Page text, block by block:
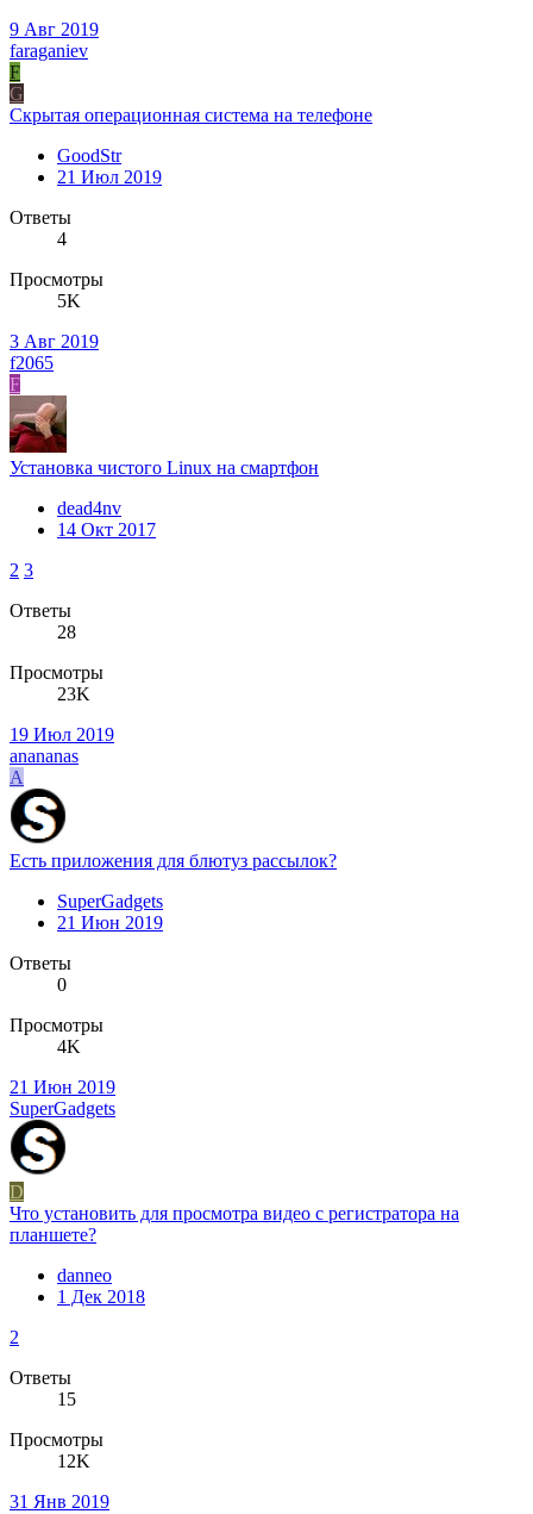
9 Авг 2019
faraganiev
F
G
Скрытая операционная система на телефоне
GoodStr
21 Июл 2019
Ответы
4
Просмотры
5K
3 Авг 2019
f2065
F
Установка чистого Linux на смартфон
dead4nv
14 Окт 2017
2 3
Ответы
28
Просмотры
23K
19 Июл 2019
anananas
A
Есть приложения для блютуз рассылок?
SuperGadgets
21 Июн 2019
Ответы
0
Просмотры
4K
21 Июн 2019
SuperGadgets
D
Что установить для просмотра видео с регистратора на
планшете?
danneo
1 Дек 2018
2
Ответы
15
Просмотры
12K
31 Янв 2019